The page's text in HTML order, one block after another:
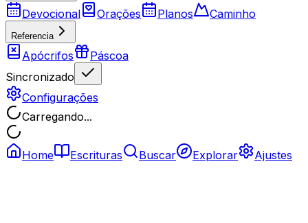
Devocional Orações Planos Caminho
Referencia
Apócrifos
Páscoa
Sincronizado
Configurações
Carregando...
Home Escrituras Buscar Explorar Ajustes